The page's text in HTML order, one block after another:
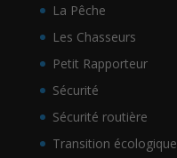
La Pêche
Les Chasseurs
Petit Rapporteur
Sécurité
Sécurité routière
Transition écologique